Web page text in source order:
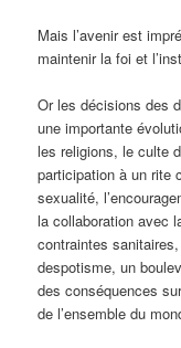
Mais l’avenir est
maintenir la foi et
Or les décisions des
une importante
les religions, le culte
participation à un rite
sexualité,
la collaboration avec
contraintes
despotisme, un
des conséquences
de l’ensemble du